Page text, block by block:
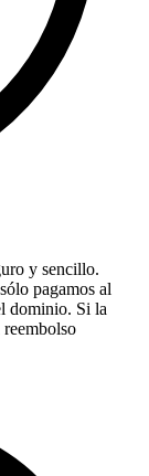
y sencillo.
pagamos al
dominio. Si la
reembolso